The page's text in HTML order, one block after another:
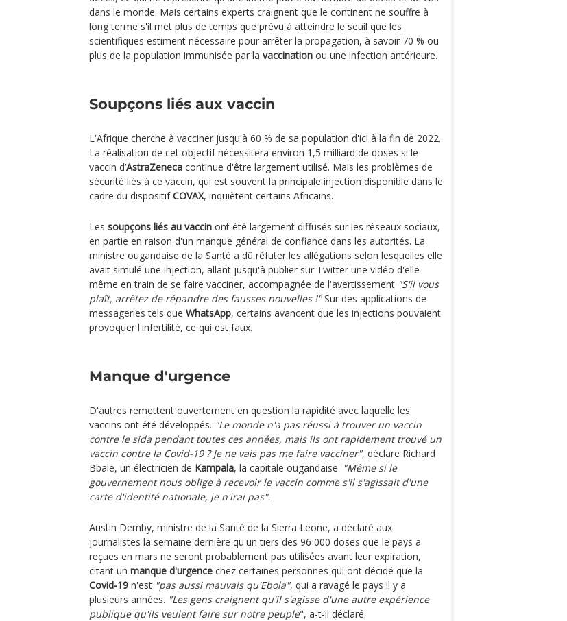
dans le monde. Mais certains experts craignent que le continent ne souffre à
long terme s'il met plus de temps que prévu à atteindre le seuil que les
scientifiques estiment nécessaire pour arrêter la propagation, à savoir 70 % ou
plus de la population immunisée par la vaccination ou une infection antérieure.
Soupçons liés aux vaccin
L'Afrique cherche à vacciner jusqu'à 60 % de sa population d'ici à la fin de 2022.
La réalisation de cet objectif nécessitera environ 1,5 milliard de doses si le
vaccin d’AstraZeneca continue d'être largement utilisé. Mais les problèmes de
sécurité liés à ce vaccin, qui est souvent la principale injection disponible dans le
cadre du dispositifCOVAX, inquiètent certains Africains.
Les soupçons liés au vaccin ont été largement diffusés sur les réseaux sociaux,
en partie en raison d'un manque général de confiance dans les autorités. La
ministre ougandaise de la Santé a dû réfuter les allégations selon lesquelles elle
avait simulé une injection, allant jusqu'à publier sur Twitter une vidéo d'elle-
même en train de se faire vacciner, accompagnée de l'avertissement "S'il vous
plaît, arrêtez de répandre des fausses nouvelles !"Sur des applications de
messageries tels que WhatsApp, certains avancent que les injections pouvaient
provoquer l'infertilité, ce qui est faux.
Manque d'urgence
D'autres remettent ouvertement en question la rapidité avec laquelle les
vaccins ont été développés. "Le monde n'a pas réussi à trouver un vaccin
contre le sida pendant toutes ces années, mais ils ont rapidement trouvé un
vaccin contre la Covid-19 ? Je ne vais pas me faire vacciner", déclare Richard
Bbale, un électricien de Kampala, la capitale ougandaise. "Même si le
gouvernement nous oblige à recevoir le vaccin comme s'il s'agissait d'une
carte d'identité nationale, je n'irai pas".
Austin Demby, ministre de la Santé de la Sierra Leone, a déclaré aux
journalistes la semaine dernière qu'un tiers des 96 000 doses que le pays a
reçues en mars ne seront probablement pas utilisées avant leur expiration,
citant un manque d'urgence chez certaines personnes qui ont décidé que la
Covid-19 n'est "pas aussi mauvais qu'Ebola", qui a ravagé le pays il y a
plusieurs années. "Les gens craignent qu'il s'agisse d'une autre expérience
publique qu'ils veulent faire sur notre peuple", a-t-il déclaré.